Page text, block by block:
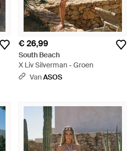
€ 26,99
South Beach
X Liv Silverman - Groen
VanASOS